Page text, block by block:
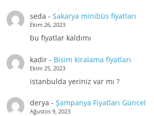
seda - Sakarya minibüs fiyatları
Ekim 26, 2023
bu fiyatlar kaldımı
kadir- Bisim kiralama fiyatları
Ekim 25, 2023
istanbulda yeriniz var mı ?
derya - Şampanya Fiyatları Güncel
Ağustos 9, 2023